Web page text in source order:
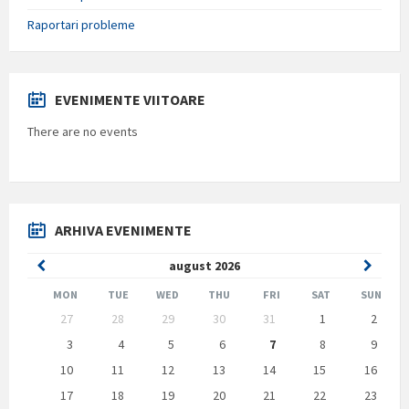
Raportari probleme
EVENIMENTE VIITOARE
There are no events
ARHIVA EVENIMENTE
august 2026
Previous
Month
Month
MON TUE WED THU FRI SAT SUN
calendar
27 28 29 30 31 1
2
3
4 5 6 7 8
9
10
11 12 13 14 15
16
17
18 19 20 21 22
23